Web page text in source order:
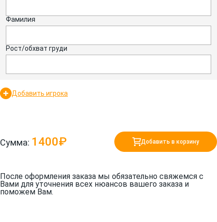
Фамилия
Рост/обхват груди
Добавить игрока
После оформления заказа мы обязательно свяжемся с
Вами для уточнения всех нюансов вашего заказа и
поможем Вам.
Сумма: 1400₽ Добавить в корзину